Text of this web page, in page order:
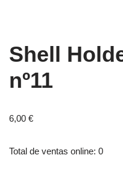
Shell
nº11
6,00 €
Total de ventas online: 0